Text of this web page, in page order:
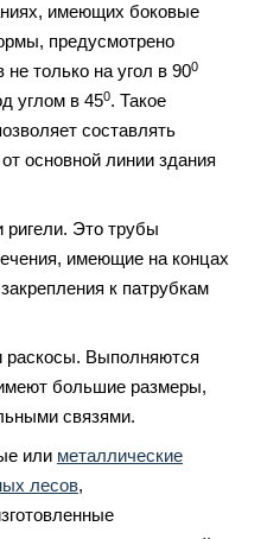
имеющих боковые
предусмотрено
только на угол в 900
углом в 450. Такое
составлять
основной линии здания
ригели. Это трубы
имеющие на концах
к патрубкам
раскосы. Выполняются
большие размеры,
связями.
или металлические
лесов,